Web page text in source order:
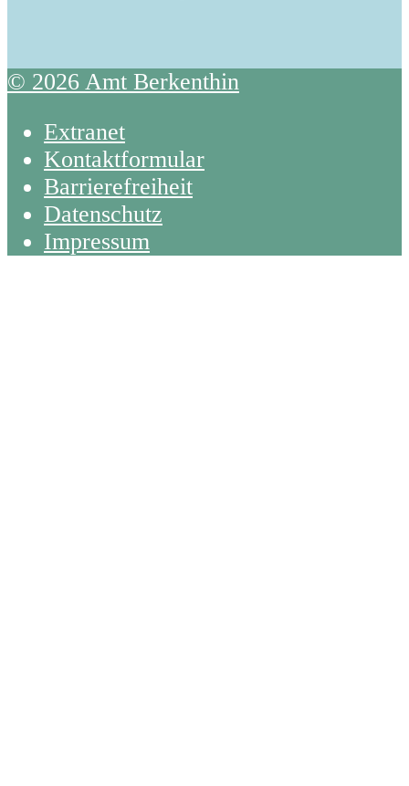
© 2026 Amt Berkenthin
Extranet
Kontaktformular
Barrierefreiheit
Datenschutz
Impressum